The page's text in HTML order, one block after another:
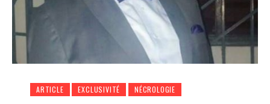
ARTICLE EXCLUSIVITÉ NÉCROLOGIE